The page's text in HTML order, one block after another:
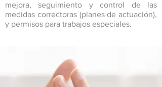
mejora, seguimiento y control de las
medidas correctoras (planes de actuación),
y permisos para trabajos especiales.